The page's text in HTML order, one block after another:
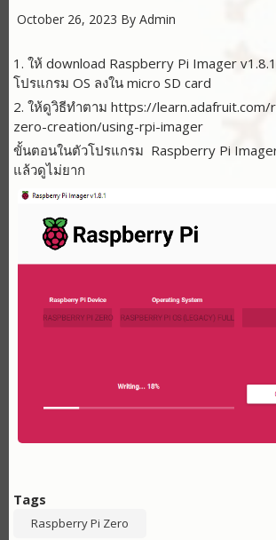
October 26, 2023 By Admin
1. ให้ download Raspberry Pi Imager
โปรแกรม OS ลงใน micro SD card
2. ให้ดูวิธีทำตาม https://
zero-creation/using-rpi-imager
ขั้นตอนในตัวโปรแกรม Raspberry Pi
แล้วดูไม่ยาก
Tags
Raspberry Pi Zero